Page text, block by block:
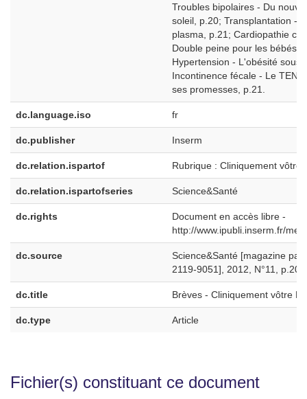
Troubles bipolaires - Du
soleil, p.20; Transplantation -
plasma, p.21; Cardiopathie
Double peine pour les bébés,
Hypertension - L'obésité sous
Incontinence fécale - Le
ses promesses, p.21.
dc.language.iso fr
dc.publisher Inserm
dc.relation.ispartof Rubrique : Cliniquement vôtre
dc.relation.ispartofseries Science&Santé
dc.rights
Document en accès libre -
http://www.ipubli.inserm.fr/
dc.source
Science&Santé [magazine
2119-9051], 2012, N°11, p.20-
dc.title Brèves - Cliniquement vôtre
dc.type Article
Fichier(s) constituant ce document